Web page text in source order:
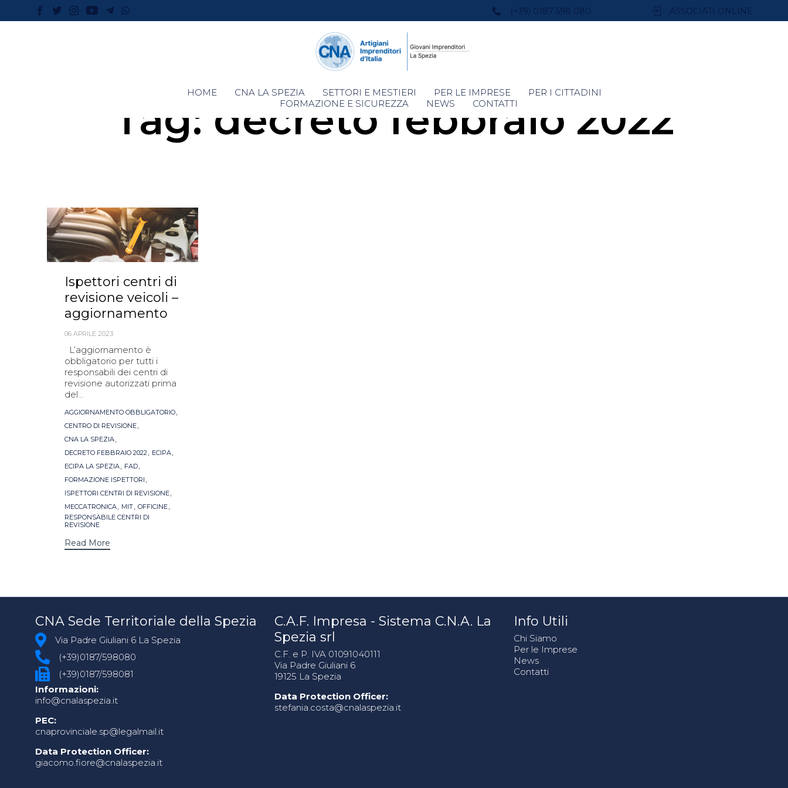
(+39) 0187 598 080 ASSOCIATI ONLINE
Skip
to
HOME CNA LA SPEZIA SETTORI E MESTIERI PER LE IMPRESE
PER I CITTADINI
FORMAZIONE E SICUREZZA
NEWS CONTATTI
Tag: decreto febbraio 2022
Ispettori centri di
revisione veicoli –
aggiornamento
06 APRILE 2023
L’aggiornamento è
obbligatorio per tutti i
responsabili dei centri di
revisione autorizzati prima
del...
Tags
AGGIORNAMENTO OBBLIGATORIO,
CENTRO DI REVISIONE,
CNA LA SPEZIA,
DECRETO FEBBRAIO 2022, ECIPA,
ECIPA LA SPEZIA, FAD,
FORMAZIONE ISPETTORI ,
ISPETTORI CENTRI DI REVISIONE,
MECCATRONICA, MIT, OFFICINE,
RESPONSABILE CENTRI DI
REVISIONE
Read More
CNA Sede Territoriale della Spezia
Via Padre Giuliani 6 La Spezia
(+39)0187/598080
(+39)0187/598081
Informazioni:
info@cnalaspezia.it
PEC:
cnaprovinciale.sp@legalmail.it
Data Protection Officer:
giacomo.fiore@cnalaspezia.it
C.A.F. Impresa - Sistema C.N.A. La
Spezia srl
C.F. e P. IVA 01091040111
Via Padre Giuliani 6
19125 La Spezia
Data Protection Officer:
stefania.costa@cnalaspezia.it
Info Utili
Chi Siamo
Per le Imprese
News
Contatti